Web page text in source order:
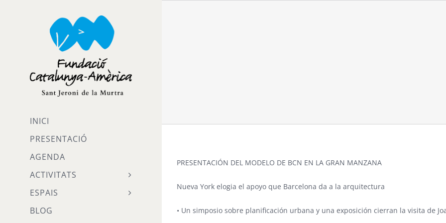
INICI
PRESENTACIÓ
AGENDA
ACTIVITATS
ESPAIS
BLOG
PRESENTACIÓN DEL MODELO DE BCN EN LA GRAN MANZANA
Nueva York elogia el apoyo que Barcelona da a la arquitectura
• Un simposio sobre planificación urbana y una exposición cierran la visita de